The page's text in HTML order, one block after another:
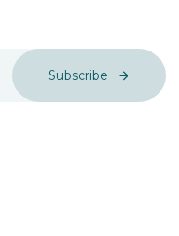
Subscribe